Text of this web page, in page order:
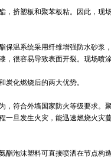
挤塑板和聚苯板粘。因此，现
温系统采用纤维增强防水砂浆
，很容易导致表面开裂。现场喷
化燃烧后的两大优势。
符合外墙国家防火等级要求。
一旦发生火灾，能迅速燃烧火
泡沫塑料可直接喷洒在节点构